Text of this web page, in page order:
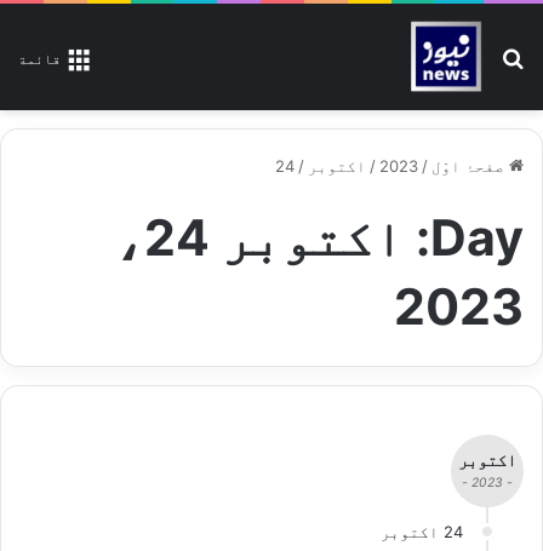
قائمة تلاش کیجیے
صفحۂ اوّل /
2023
/ اکتوبر /
24
Day:
اکتوبر 24،
2023
اکتوبر
- 2023 -
24 اکتوبر